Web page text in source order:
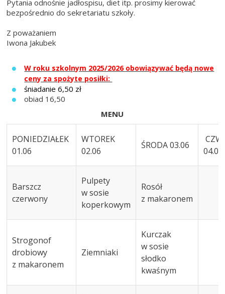
Pytania odnośnie jadłospisu, diet itp. prosimy kierować
bezpośrednio do sekretariatu szkoły.
Z poważaniem
Iwona Jakubek
W roku szkolnym 2025/2026 obowiązywać będą nowe
ceny za spożyte posiłki:
śniadanie 6,50 zł
obiad 16,50
MENU
PONIEDZIAŁEK
01.06
WTOREK
02.06
ŚRODA 03.06
04.06.
Barszcz
czerwony
Pulpety
w sosie
koperkowym
Rosół
z makaronem
Strogonof
drobiowy
z makaronem
Ziemniaki
Kurczak
w sosie
słodko
kwaśnym